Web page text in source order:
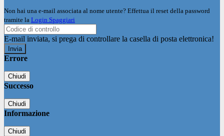
Non hai una e-mail associata al nome utente? Effettua il reset della password
tramite la Login Spaggiari
E-mail inviata, si prega di controllare la casella di posta elettronica!
Errore
Chiudi
Successo
Chiudi
Informazione
Chiudi